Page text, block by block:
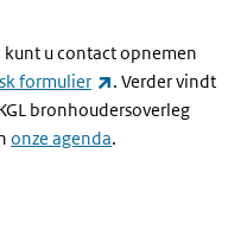
u contact opnemen
formulier (externe link)
.Verder vindt
bronhoudersoverleg
onze agenda.